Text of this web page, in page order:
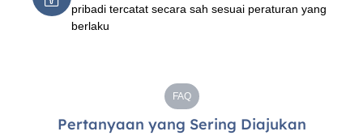
pribadi tercatat secara sah sesuai peraturan yang
berlaku
FAQ
Pertanyaan yang Sering Diajukan